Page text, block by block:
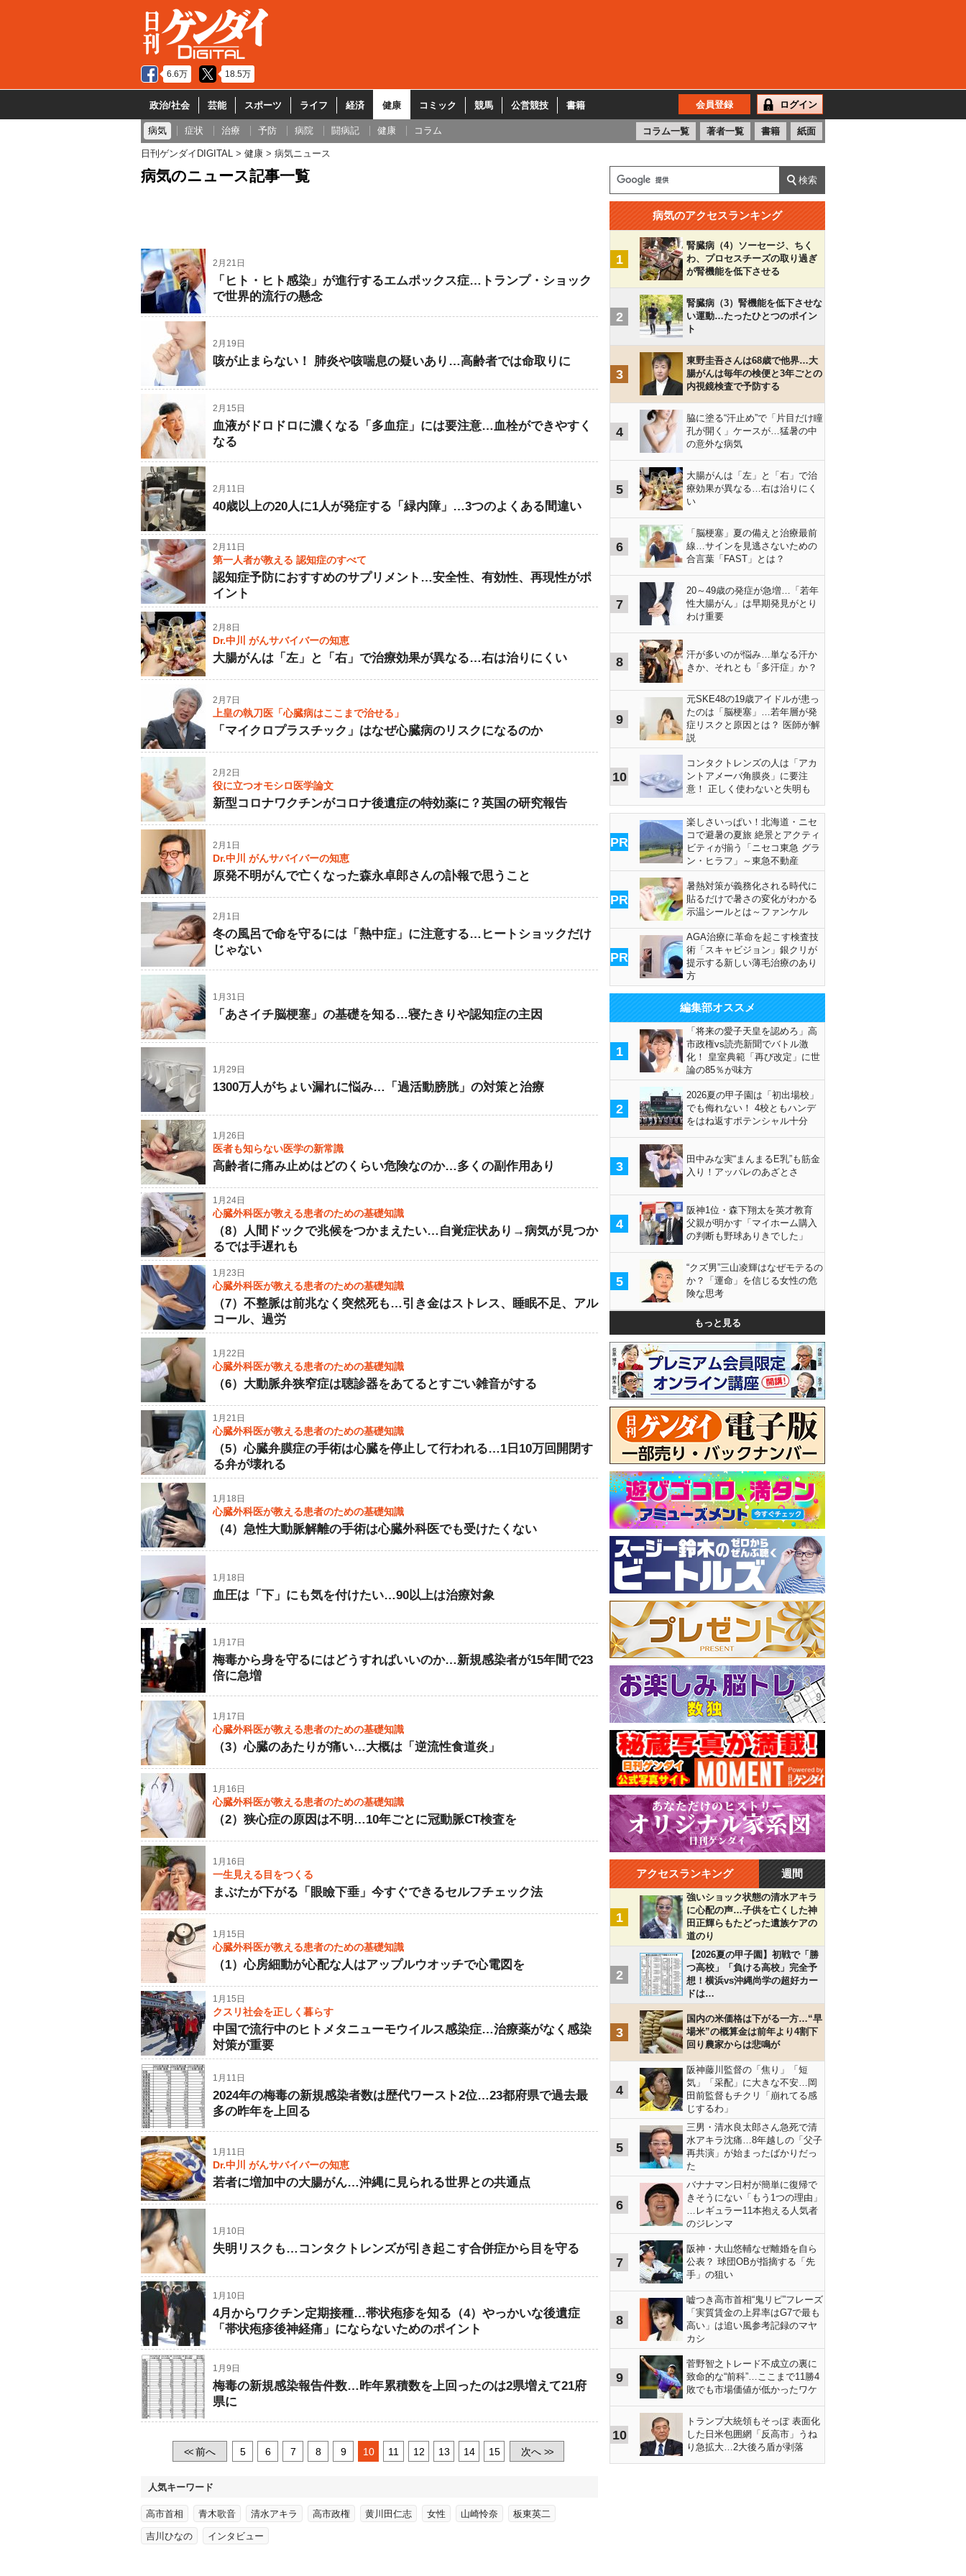
6.6万 18.5万
政治/社会 芸能 スポーツ ライフ 経済 健康 コミック 競馬 公営競技 書籍 会員登録 ログイン
病気 症状 治療 予防 病院 闘病記 健康 コラム コラム一覧 著者一覧 書籍 紙面
日刊ゲンダイDIGITAL 健康 病気ニュース
病気のニュース記事一覧
2月21日
「ヒト・ヒト感染」が進行するエムポックス症…トランプ・ショック
で世界的流行の懸念
2月19日
咳が止まらない！ 肺炎や咳喘息の疑いあり…高齢者では命取りに
2月15日
血液がドロドロに濃くなる「多血症」には要注意…血栓ができやすく
なる
2月11日
40歳以上の20人に1人が発症する「緑内障」…3つのよくある間違い
2月11日
第一人者が教える 認知症のすべて
認知症予防におすすめのサプリメント…安全性、有効性、再現性がポ
イント
2月8日
Dr.中川 がんサバイバーの知恵
大腸がんは「左」と「右」で治療効果が異なる…右は治りにくい
2月7日
上皇の執刀医「心臓病はここまで治せる」
「マイクロプラスチック」はなぜ心臓病のリスクになるのか
2月2日
役に立つオモシロ医学論文
新型コロナワクチンがコロナ後遺症の特効薬に？英国の研究報告
2月1日
Dr.中川 がんサバイバーの知恵
原発不明がんで亡くなった森永卓郎さんの訃報で思うこと
2月1日
冬の風呂で命を守るには「熱中症」に注意する…ヒートショックだけ
じゃない
1月31日
「あさイチ脳梗塞」の基礎を知る…寝たきりや認知症の主因
1月29日
1300万人がちょい漏れに悩み…「過活動膀胱」の対策と治療
1月26日
医者も知らない医学の新常識
高齢者に痛み止めはどのくらい危険なのか…多くの副作用あり
1月24日
心臓外科医が教える患者のための基礎知識
（8）人間ドックで兆候をつかまえたい…自覚症状あり→病気が見つか
るでは手遅れも
1月23日
心臓外科医が教える患者のための基礎知識
（7）不整脈は前兆なく突然死も…引き金はストレス、睡眠不足、アル
コール、過労
1月22日
心臓外科医が教える患者のための基礎知識
（6）大動脈弁狭窄症は聴診器をあてるとすごい雑音がする
1月21日
心臓外科医が教える患者のための基礎知識
（5）心臓弁膜症の手術は心臓を停止して行われる…1日10万回開閉す
る弁が壊れる
1月18日
心臓外科医が教える患者のための基礎知識
（4）急性大動脈解離の手術は心臓外科医でも受けたくない
1月18日
血圧は「下」にも気を付けたい…90以上は治療対象
1月17日
梅毒から身を守るにはどうすればいいのか…新規感染者が15年間で23
倍に急増
1月17日
心臓外科医が教える患者のための基礎知識
（3）心臓のあたりが痛い…大概は「逆流性食道炎」
1月16日
心臓外科医が教える患者のための基礎知識
（2）狭心症の原因は不明…10年ごとに冠動脈CT検査を
1月16日
一生見える目をつくる
まぶたが下がる「眼瞼下垂」今すぐできるセルフチェック法
1月15日
心臓外科医が教える患者のための基礎知識
（1）心房細動が心配な人はアップルウオッチで心電図を
1月15日
クスリ社会を正しく暮らす
中国で流行中のヒトメタニューモウイルス感染症…治療薬がなく感染
対策が重要
1月11日
2024年の梅毒の新規感染者数は歴代ワースト2位…23都府県で過去最
多の昨年を上回る
1月11日
Dr.中川 がんサバイバーの知恵
若者に増加中の大腸がん…沖縄に見られる世界との共通点
1月10日
失明リスクも…コンタクトレンズが引き起こす合併症から目を守る
1月10日
4月からワクチン定期接種…帯状疱疹を知る（4）やっかいな後遺症
「帯状疱疹後神経痛」にならないためのポイント
1月9日
梅毒の新規感染報告件数…昨年累積数を上回ったのは2県増えて21府
県に
<<前へ 5 6 7 8 9 10 11 12 13 14 15 次へ >>
人気キーワード
高市首相 青木歌音 清水アキラ 高市政権 黄川田仁志 女性 山崎怜奈 板東英二
吉川ひなの インタビュー
病気のアクセスランキング
1
腎臓病（4）ソーセージ、ちく
わ、プロセスチーズの取り過ぎ
が腎機能を低下させる
2
腎臓病（3）腎機能を低下させな
い運動…たったひとつのポイン
ト
3
東野圭吾さんは68歳で他界…大
腸がんは毎年の検便と3年ごとの
内視鏡検査で予防する
4
脇に塗る“汗止め”で「片目だけ瞳
孔が開く」ケースが…猛暑の中
の意外な病気
5
大腸がんは「左」と「右」で治
療効果が異なる…右は治りにく
い
6
「脳梗塞」夏の備えと治療最前
線…サインを見逃さないための
合言葉「FAST」とは？
7
20～49歳の発症が急増…「若年
性大腸がん」は早期発見がとり
わけ重要
8
汗が多いのが悩み…単なる汗か
きか、それとも「多汗症」か？
9
元SKE48の19歳アイドルが患っ
たのは「脳梗塞」…若年層が発
症リスクと原因とは？ 医師が解
説
10
コンタクトレンズの人は「アカ
ントアメーバ角膜炎」に要注
意！ 正しく使わないと失明も
PR
楽しさいっぱい！北海道・ニセ
コで避暑の夏旅 絶景とアクティ
ビティが揃う「ニセコ東急 グラ
ン・ヒラフ」～東急不動産
PR
暑熱対策が義務化される時代に
貼るだけで暑さの変化がわかる
示温シールとは～ファンケル
PR
AGA治療に革命を起こす検査技
術「スキャビジョン」銀クリが
提示する新しい薄毛治療のあり
方
編集部オススメ
1
「将来の愛子天皇を認めろ」高
市政権vs読売新聞でバトル激
化！ 皇室典範「再び改定」に世
論の85％が味方
2
2026夏の甲子園は「初出場校」
でも侮れない！ 4校ともハンデ
をはね返すポテンシャル十分
3
田中みな実“まんまるE乳”も筋金
入り！アッパレのあざとさ
4
阪神1位・森下翔太を英才教育
父親が明かす「マイホーム購入
の判断も野球ありきでした」
5
“クズ男”三山凌輝はなぜモテるの
か？「運命」を信じる女性の危
険な思考
もっと見る
アクセスランキング 週間
1
強いショック状態の清水アキラ
に心配の声…子供を亡くした神
田正輝らもたどった遺族ケアの
道のり
2
【2026夏の甲子園】初戦で「勝
つ高校」「負ける高校」完全予
想！横浜vs沖縄尚学の超好カー
ドは…
3
国内の米価格は下がる一方…“早
場米”の概算金は前年より4割下
回り農家からは悲鳴が
4
阪神藤川監督の「焦り」「短
気」「采配」に大きな不安…岡
田前監督もチクリ「崩れてる感
じするわ」
5
三男・清水良太郎さん急死で清
水アキラ沈痛…8年越しの「父子
再共演」が始まったばかりだっ
た
6
バナナマン日村が簡単に復帰で
きそうにない「もう1つの理由」
…レギュラー11本抱える人気者
のジレンマ
7
阪神・大山悠輔なぜ離婚を自ら
公表？ 球団OBが指摘する「先
手」の狙い
8
嘘つき高市首相“鬼リピ”フレーズ
「実質賃金の上昇率はG7で最も
高い」は追い風参考記録のマヤ
カシ
9
菅野智之トレード不成立の裏に
致命的な“前科”…ここまで11勝4
敗でも市場価値が低かったワケ
10
トランプ大統領もそっぽ 表面化
した日米包囲網「反高市」うね
り急拡大…2大後ろ盾が剥落